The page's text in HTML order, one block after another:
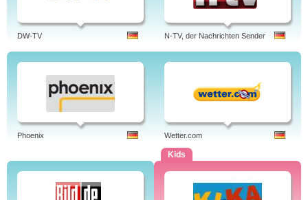
DW-TV N-TV, der Nachrichten Sender
Phoenix Wetter.com
Kids